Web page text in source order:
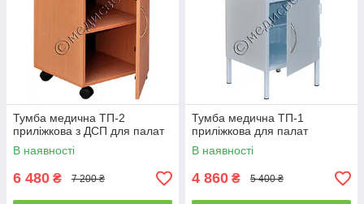
Тумба медична ТП-2
приліжкова з ДСП для палат
В наявності
6 480 ₴ 7 200 ₴
Тумба медична ТП-1
приліжкова для палат
В наявності
4 860 ₴ 5 400 ₴